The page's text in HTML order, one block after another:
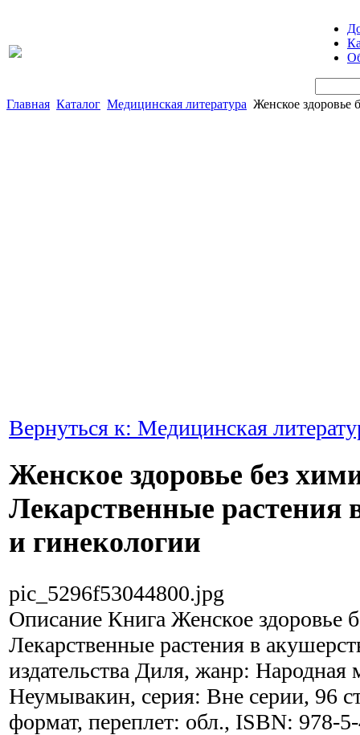
Главная Каталог Медицинская литература Женское здоровье
Вернуться к: Медицинская
Женское здоровье без
Лекарственные растения
и гинекологии
pic_5296f53044800.jpg
Описание Книга Женское здоровье
Лекарственные растения в
издательства Диля, жанр: Народная
Неумывакин, серия: Вне серии, 96
формат, переплет: обл., ISBN: 978-